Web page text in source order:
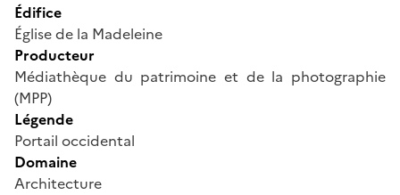
Édifice
Église de la Madeleine
Producteur
Médiathèque du patrimoine et de la photographie
(MPP)
Légende
Portail occidental
Domaine
Architecture